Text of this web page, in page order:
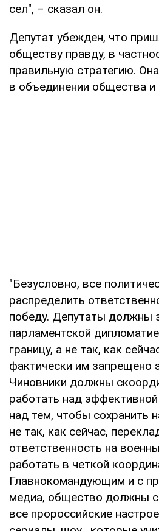
сел", – сказал он.
Депутат убежден, что
обществу правду, в
правильную стратегию.
в объединении общества и
"Безусловно, все
распределить
победу. Депутаты должны
парламентской
границу, а не так, как
фактически им запрещено
Чиновники должны
работать над
над тем, чтобы сохранить
не так, как сейчас,
ответственность на
работать в четкой
Главнокомандующим и с
медиа, общество должны
все пророссийские